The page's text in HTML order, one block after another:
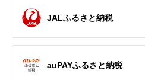
JALふるさと納税
auPAYふるさと納税